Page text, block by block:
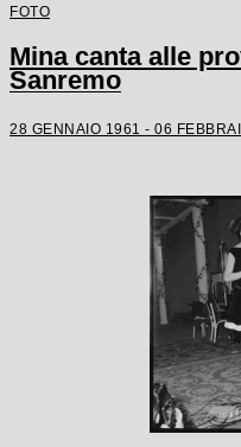
FOTO
Mina canta alle
Sanremo
28 GENNAIO 1961 - 06